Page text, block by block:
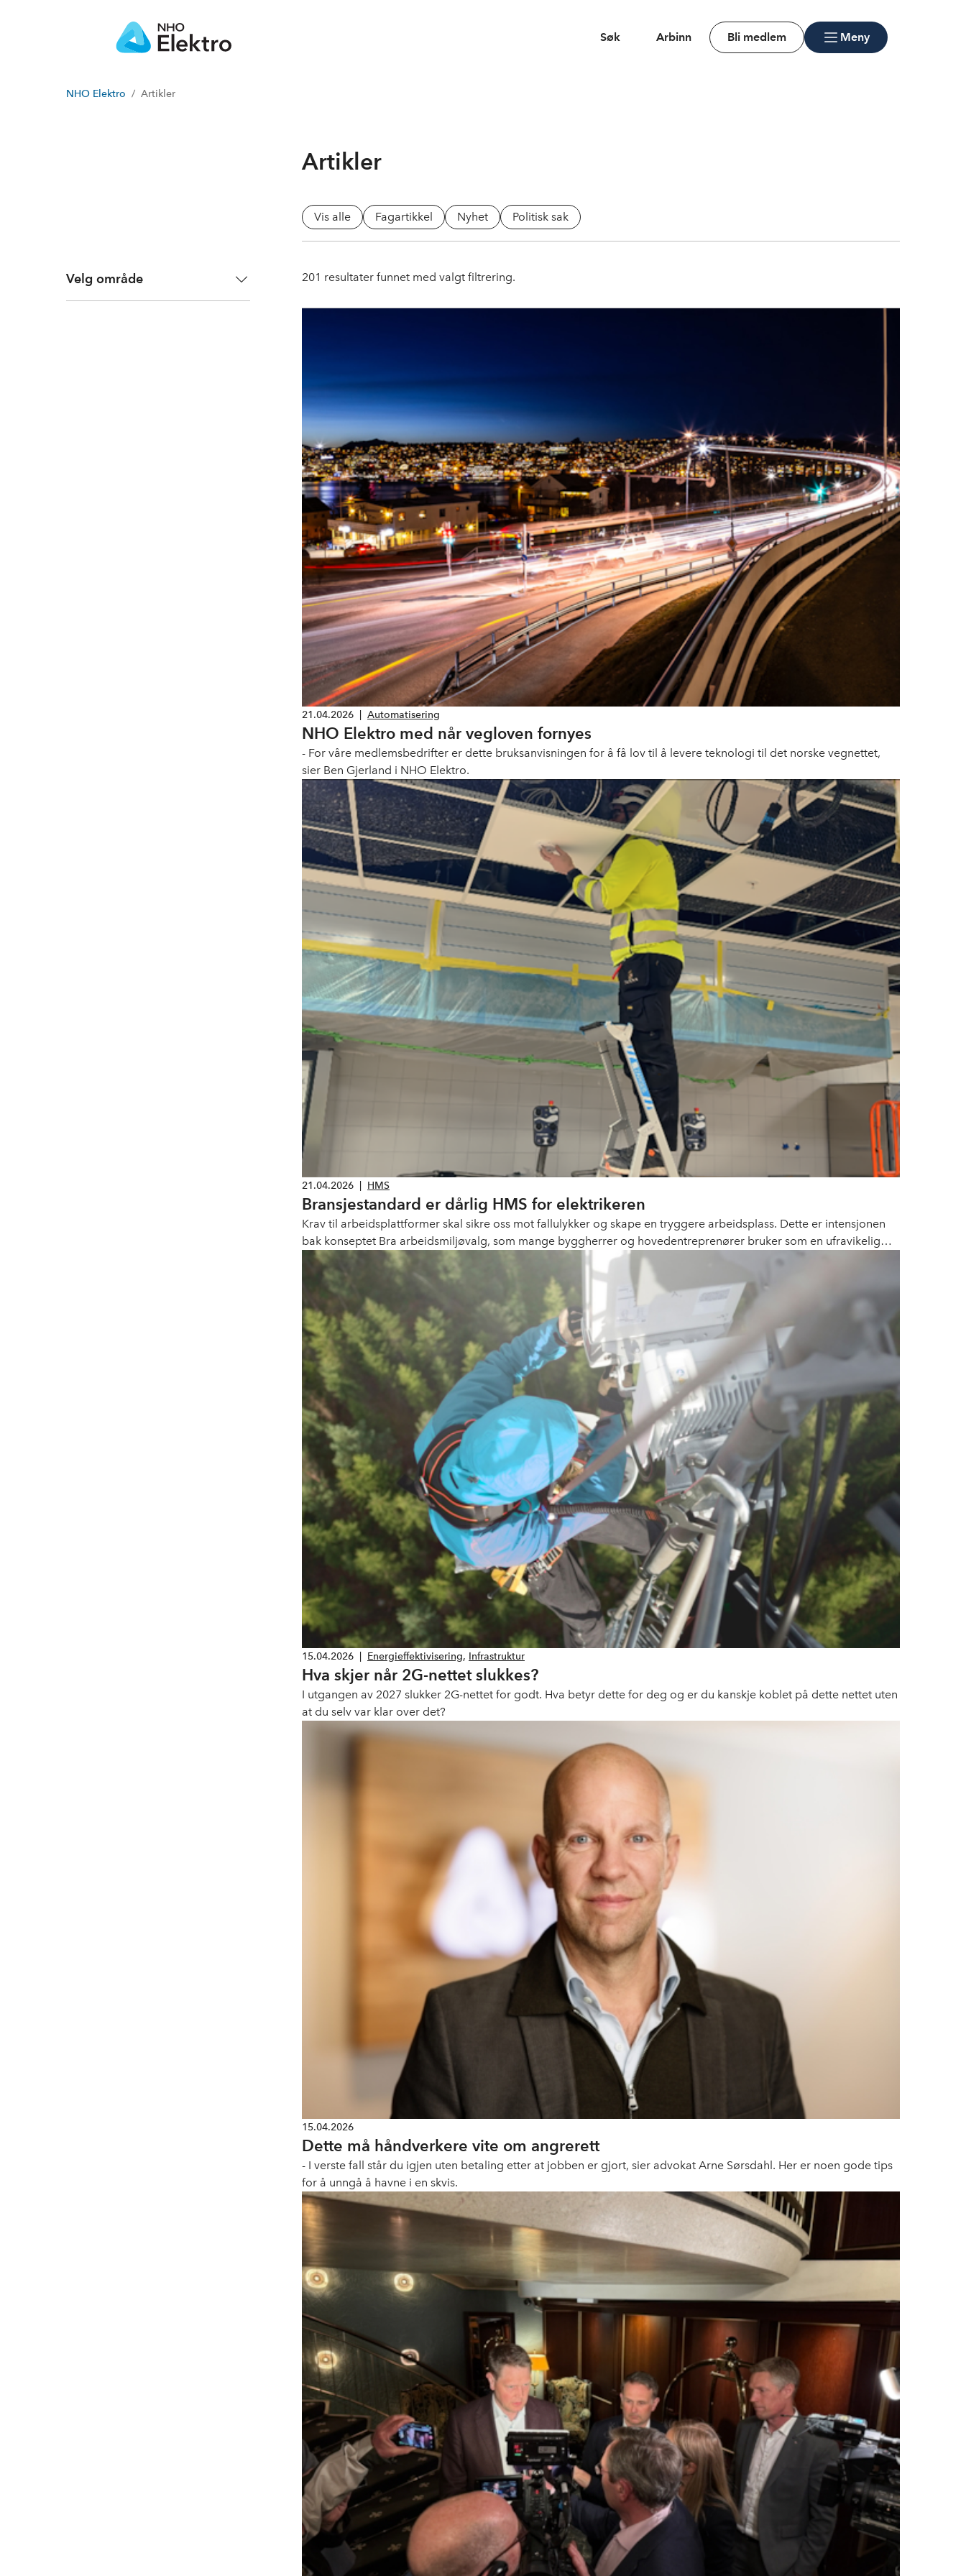
Søk Arbinn Bli medlem Meny
NHO Elektro Artikler
Artikler
Vis alle Fagartikkel Nyhet Politisk sak
Velg område 201 resultater funnet med valgt filtrering.
21.04.2026 Automatisering
NHO Elektro med når vegloven fornyes
- For våre medlemsbedrifter er dette bruksanvisningen for å få lov til å levere teknologi til det norske vegnettet,
sier Ben Gjerland i NHO Elektro.
21.04.2026 HMS
Bransjestandard er dårlig HMS for elektrikeren
Krav til arbeidsplattformer skal sikre oss mot fallulykker og skape en tryggere arbeidsplass. Dette er intensjonen
bak konseptet Bra arbeidsmiljøvalg, som mange byggherrer og hovedentreprenører bruker som en ufravikelig
standard på store byggeprosjekter.
15.04.2026 Energieffektivisering, Infrastruktur
Hva skjer når 2G-nettet slukkes?
I utgangen av 2027 slukker 2G-nettet for godt. Hva betyr dette for deg og er du kanskje koblet på dette nettet uten
at du selv var klar over det?
15.04.2026
Dette må håndverkere vite om angrerett
- I verste fall står du igjen uten betaling etter at jobben er gjort, sier advokat Arne Sørsdahl. Her er noen gode tips
for å unngå å havne i en skvis.